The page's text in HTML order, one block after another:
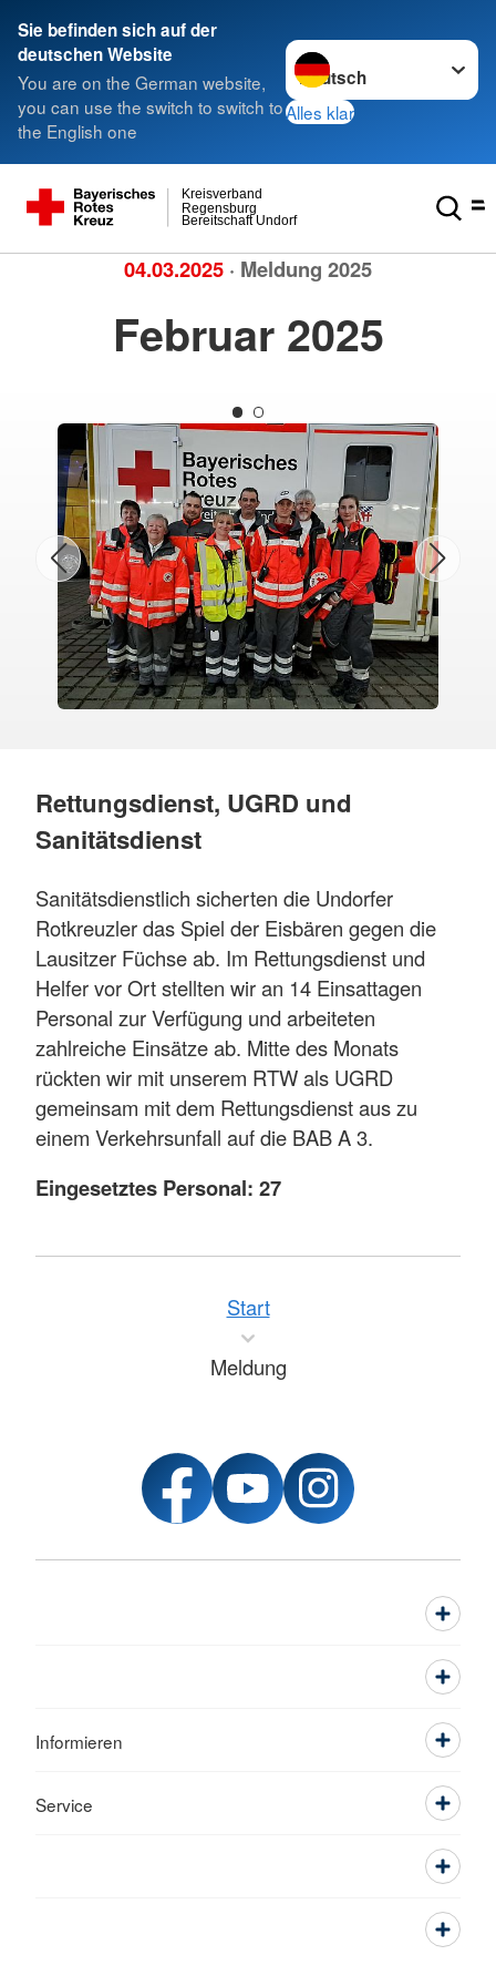
Sie befinden sich auf der
deutschen Website
You are on the German website,
you can use the switch to switch to
the English one
Sprache wechseln zu
Alles klar
Bereitschaft Undorf
Regensburg
Kreisverband
04.03.2025 · Meldung 2025
Februar 2025
Rettungsdienst, UGRD und
Sanitätsdienst
Sanitätsdienstlich sicherten die Undorfer
Rotkreuzler das Spiel der Eisbären gegen die
Lausitzer Füchse ab. Im Rettungsdienst und
Helfer vor Ort stellten wir an 14 Einsattagen
Personal zur Verfügung und arbeiteten
zahlreiche Einsätze ab. Mitte des Monats
rückten wir mit unserem RTW als UGRD
gemeinsam mit dem Rettungsdienst aus zu
einem Verkehrsunfall auf die BAB A 3.
Eingesetztes Personal: 27
Start
Meldung
Informieren
Service